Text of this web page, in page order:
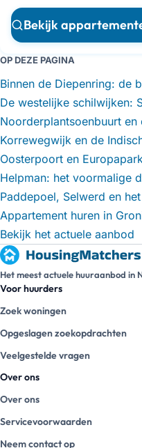
Bekijk
OP DEZE PAGINA
Binnen de Diepenring: de
De westelijke schilwijken:
Noorderplantsoenbuurt en
Korrewegwijk en de
Oosterpoort en Europapark
Helpman: het voormalige
Paddepoel, Selwerd en
Appartement huren in
Bekijk het actuele aanbod
Het meest actuele huuraanbod in
Voor huurders
Zoek woningen
Opgeslagen zoekopdrachten
Veelgestelde vragen
Over ons
Over ons
Servicevoorwaarden
Neem contact op